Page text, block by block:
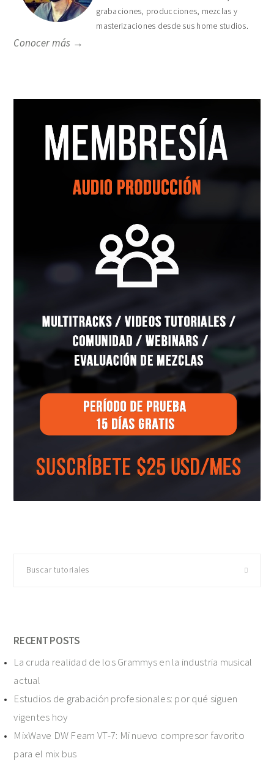
grabaciones, producciones, mezclas y
masterizaciones desde sus home studios.
Conocer más →
tutoriales
RECENT POSTS
La cruda realidad de los Grammys en la industria musical
actual
Estudios de grabación profesionales: por qué siguen
vigentes hoy
MixWave DW Fearn VT-7: Mi nuevo compresor favorito
para el mix bus